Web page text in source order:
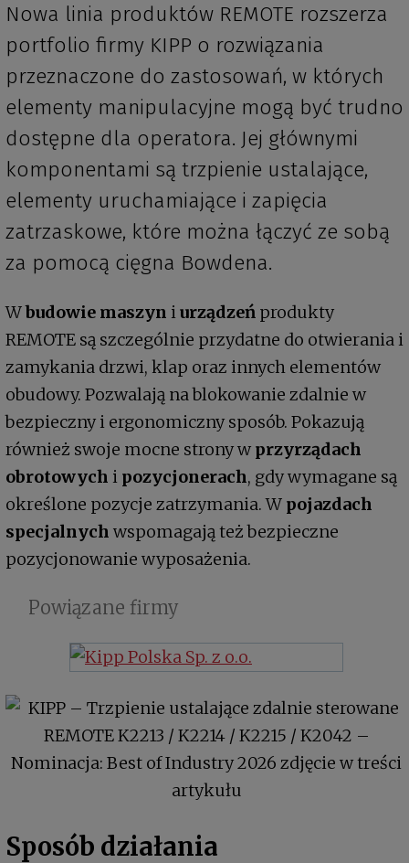
Nowa linia produktów REMOTE rozszerza
portfolio firmy KIPP o rozwiązania
przeznaczone do zastosowań, w których
elementy manipulacyjne mogą być trudno
dostępne dla operatora. Jej głównymi
komponentami są trzpienie ustalające,
elementy uruchamiające i zapięcia
zatrzaskowe, które można łączyć ze sobą
za pomocą cięgna Bowdena.
Wbudowie maszyn iurządzeń produkty
REMOTE są szczególnie przydatne do otwierania i
zamykania drzwi, klap oraz innych elementów
obudowy. Pozwalają na blokowanie zdalnie w
bezpieczny i ergonomiczny sposób. Pokazują
również swoje mocne strony w przyrządach
obrotowych i pozycjonerach, gdy wymagane są
określone pozycje zatrzymania. W pojazdach
specjalnych wspomagają też bezpieczne
pozycjonowanie wyposażenia.
Powiązane firmy
Sposób działania